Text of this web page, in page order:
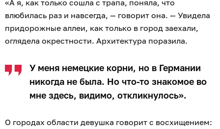
«А я, как только сошла с трапа, поняла, что
влюбилась раз и навсегда, — говорит она. — Увидела
придорожные аллеи, как только в город заехали,
оглядела окрестности. Архитектура поразила.
У меня немецкие корни, но в Германии
никогда не была. Но что-то знакомое во
мне здесь, видимо, откликнулось».
О городах области девушка говорит с восхищением: